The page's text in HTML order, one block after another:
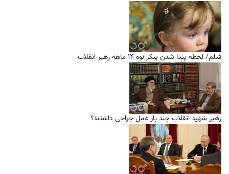
فیلم/ لحظه پیدا شدن پیکر نوه ۱۴ ماهه رهبر انقلاب
رهبر شهید انقلاب چند بار عمل جراحی داشتند؟